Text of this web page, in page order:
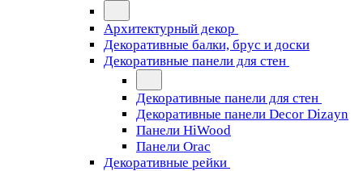
Архитектурный декор
Декоративные балки, брус и доски
Декоративные панели для стен
Декоративные панели для стен
Декоративные панели Decor Dizayn
Панели HiWood
Панели Orac
Декоративные рейки